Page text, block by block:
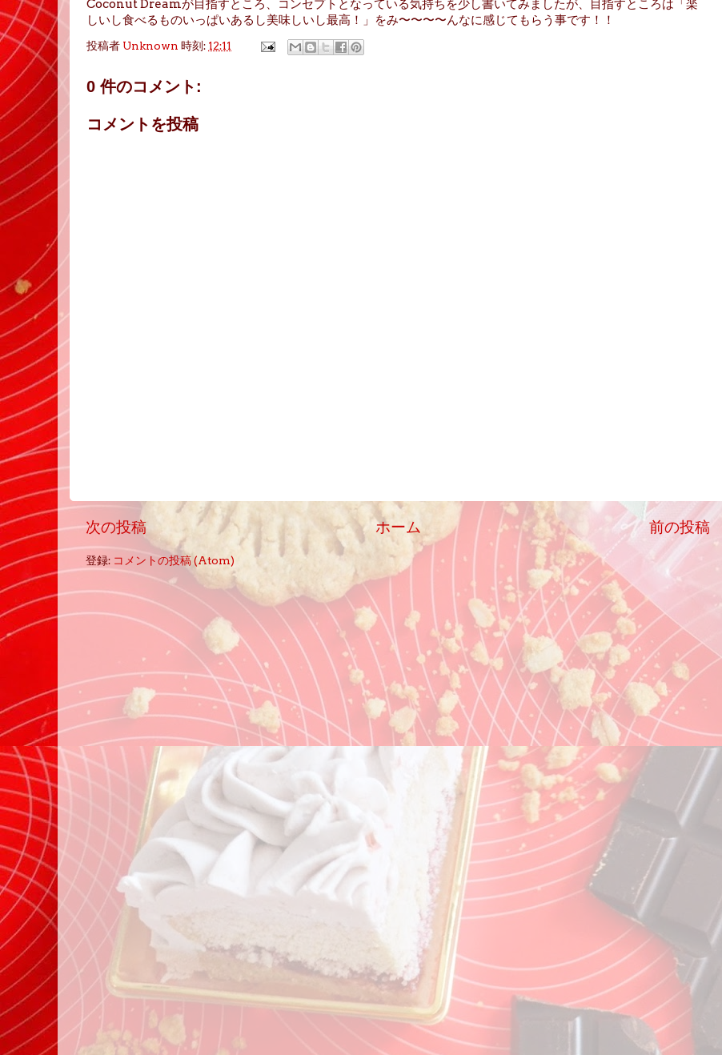
Coconut Dreamが目指すところ、コンセプトとなっている気持ちを少し書いてみましたが、目指すところは「楽
しいし食べるものいっぱいあるし美味しいし最高！」をみ〜〜〜〜んなに感じてもらう事です！！
投稿者 Unknown 時刻: 12:11
0 件のコメント:
コメントを投稿
次の投稿 前の投稿
ホーム
登録: コメントの投稿 (Atom)